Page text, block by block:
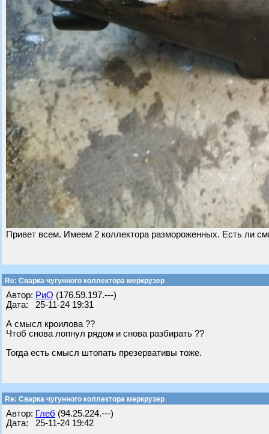
Привет всем. Имеем 2 коллектора размороженных. Есть ли
Re: Сварка чугунного коллектора меркрузер
Автор: РиО (176.59.197.---)
Дата: 25-11-24 19:31
А смысл кроилова ??
Чтоб снова лопнул рядом и снова разбирать ??
Тогда есть смысл штопать презервативы тоже.
Re: Сварка чугунного коллектора меркрузер
Автор: Глеб (94.25.224.---)
Дата: 25-11-24 19:42